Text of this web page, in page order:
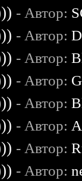
- Автор:
- Автор:
- Автор:
- Автор:
- Автор:
- Автор:
- Автор:
- Автор: